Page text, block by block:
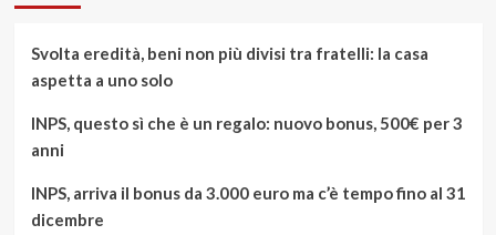
Svolta eredità, beni non più divisi tra fratelli: la casa
aspetta a uno solo
INPS, questo sì che è un regalo: nuovo bonus, 500€ per 3
anni
INPS, arriva il bonus da 3.000 euro ma c’è tempo fino al 31
dicembre